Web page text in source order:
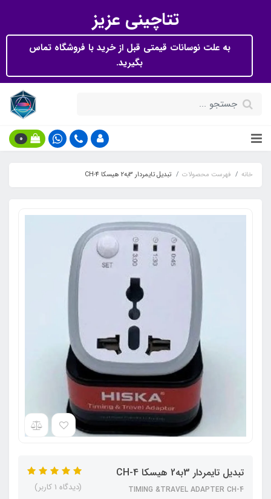
تتاچینی عزیز
به علت نوسانات قیمتی قبل از خرید با فروشگاه تماس
بگیرید.
0
خانه فهرست محصولات تبدیل تایمردار 3به2 هیسکا CH-4
تبدیل تایمردار 3به2 هیسکا CH-4
TIMING &TRAVEL ADAPTER CH-4 (دیدگاه 1 کاربر)